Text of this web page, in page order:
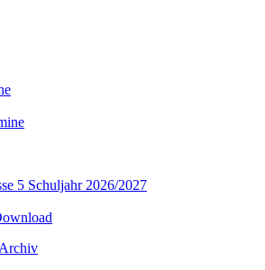
5 Schuljahr 2026/2027
Archiv